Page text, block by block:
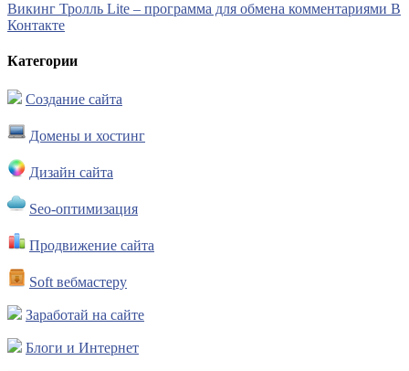
Викинг Тролль Lite – программа для обмена комментариями В
Контакте
Категории
Создание сайта
Домены и хостинг
Дизайн сайта
Seo-оптимизация
Продвижение сайта
Soft вебмастеру
Заработай на сайте
Блоги и Интернет